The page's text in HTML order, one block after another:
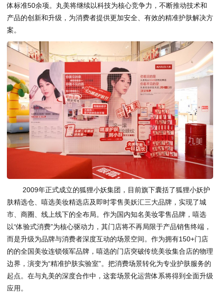
体标准50余项。丸美将继续以科技为核心竞争力，不断推动技术和
产品的创新和升级，为消费者提供更加安全、有效的精准护肤解决方
案。
2009年正式成立的狐狸小妖集团，目前旗下囊括了狐狸小妖护
肤精选仓、嘻选美妆精选店及即时零售美妖汇三大品牌，实现了城
市、商圈、线上线下的全布局。作为国内知名美妆零售品牌，嘻选
以“体验式消费”为核心驱动力，其门店将不再局限于产品销售终端，
而是升级为品牌与消费者深度互动的场景空间。作为拥有150+门店
的的全国美妆连锁领军品牌，嘻选的门店突破传统美妆集合店的物理
边界，演变为“精准护肤实验室”。把消费场景转化为专业护肤服务的
起点。在与丸美的深度合作中，这套场景化运营体系将得到全面升级
应用。